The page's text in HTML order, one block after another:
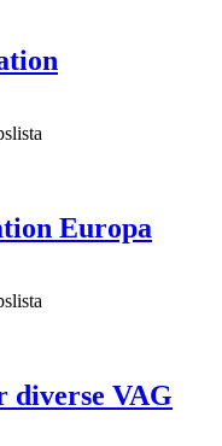
Europa
diverse VAG